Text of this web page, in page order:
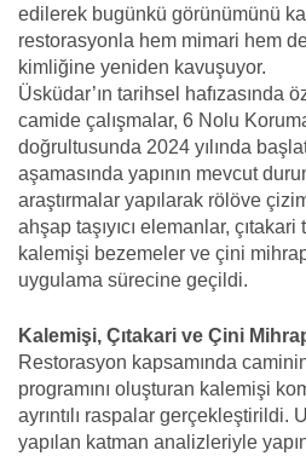
edilerek bugünkü görünümünü
restorasyonla hem mimari hem
kimliğine yeniden kavuşuyor.
Üsküdar’ın tarihsel hafızasında
camide çalışmalar, 6 Nolu
doğrultusunda 2024 yılında
aşamasında yapının mevcut
araştırmalar yapılarak rölöve
ahşap taşıyıcı elemanlar,
kalemişi bezemeler ve çini
uygulama sürecine geçildi.
Kalemişi, Çıtakari ve Çini
Restorasyon kapsamında
programını oluşturan kalemişi
ayrıntılı raspalar gerçekleştirildi.
yapılan katman analizleriyle